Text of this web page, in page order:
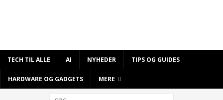
TECH TIL ALLE AI NYHEDER TIPS OG GUIDES
HARDWARE OG GADGETS MERE